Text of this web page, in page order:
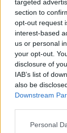
targeted
section to
opt-out request
interest-based
us or personal
your opt-out.
disclosure of
IAB’s list of
also be
Downstream
Personal
Podmiot
Pomoc